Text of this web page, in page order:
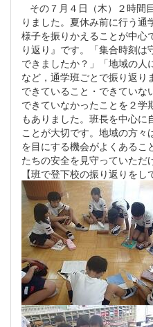
その７月４日（木）２時間
りました。夏休み前に行う
様子を振りかえることが中心
り返り』です。「集合時刻
できましたか？」「地域の人
など，通学班ごとで振り返
できていること・できていな
できていなかったことを２
もありました。班長を中心に
ことが大切です。地域の方
を目にする機会がよくあるこ
たちの安全を見守っていただ
【班で登下校の振り返りをし